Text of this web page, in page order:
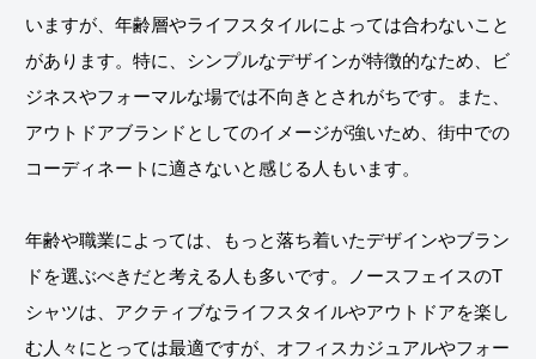
いますが、年齢層やライフスタイルによっては合わないこと
があります。特に、シンプルなデザインが特徴的なため、ビ
ジネスやフォーマルな場では不向きとされがちです。また、
アウトドアブランドとしてのイメージが強いため、街中での
コーディネートに適さないと感じる人もいます。
年齢や職業によっては、もっと落ち着いたデザインやブラン
ドを選ぶべきだと考える人も多いです。ノースフェイスのT
シャツは、アクティブなライフスタイルやアウトドアを楽し
む人々にとっては最適ですが、オフィスカジュアルやフォー